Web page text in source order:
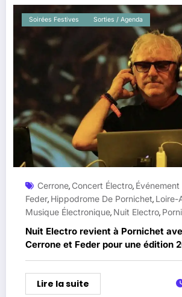
Soirées Festives Sorties / Agenda
Cerrone, Concert Électro,
Feder, Hippodrome De Pornichet, Loire-
Musique Électronique, Nuit Electro,
Nuit Electro revient à Pornichet
Cerrone et Feder pour une édition
ambitieuse
Lire la suite